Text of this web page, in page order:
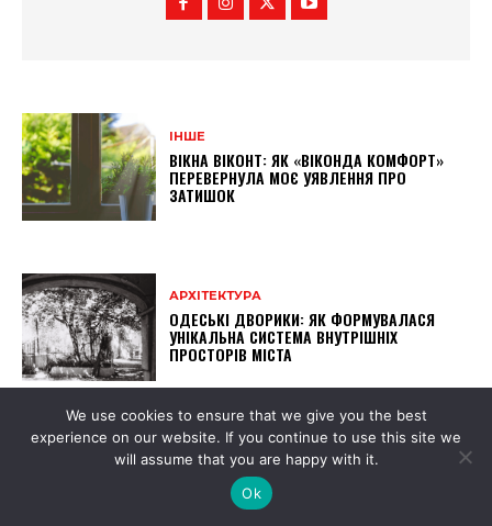
ІНШЕ
ВІКНА ВІКОНТ: ЯК «ВІКОНДА КОМФОРТ»
ПЕРЕВЕРНУЛА МОЄ УЯВЛЕННЯ ПРО
ЗАТИШОК
АРХІТЕКТУРА
ОДЕСЬКІ ДВОРИКИ: ЯК ФОРМУВАЛАСЯ
УНІКАЛЬНА СИСТЕМА ВНУТРІШНІХ
ПРОСТОРІВ МІСТА
АРХІТЕКТУРА
ПРИБУТКОВІ БУДИНКИ ОДЕСИ: ЯК
АРХІТЕКТУРА XIX СТОЛІТТЯ ЗМІНИЛА
ВИГЛЯД МІСТА
We use cookies to ensure that we give you the best
experience on our website. If you continue to use this site we
will assume that you are happy with it.
Ok